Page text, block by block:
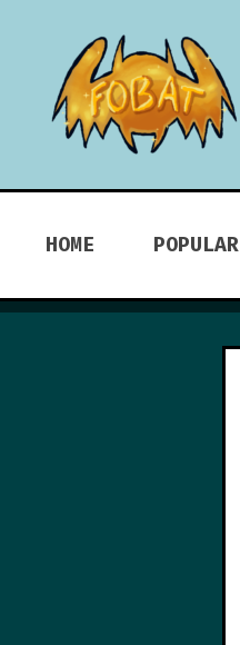
content
HOME POPULAR